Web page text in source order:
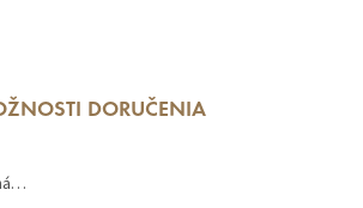
DORUČENIA